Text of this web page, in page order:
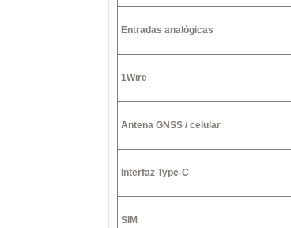
Entradas analógicas
1Wire
Antena GNSS / celular
Interfaz Type-C
SIM